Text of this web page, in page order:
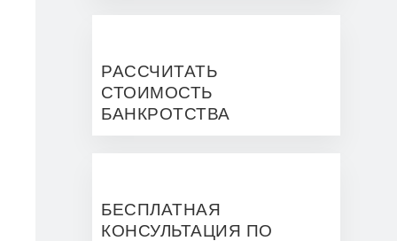
РАССЧИТАТЬ
СТОИМОСТЬ
БАНКРОТСТВА
БЕСПЛАТНАЯ
КОНСУЛЬТАЦИЯ ПО